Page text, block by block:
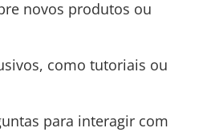
novos produtos ou
como tutoriais ou
para interagir com